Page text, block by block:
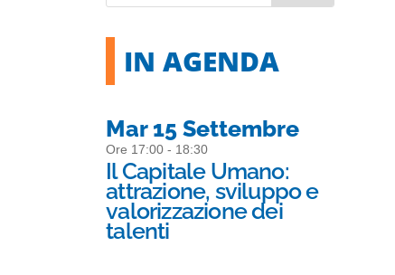
IN AGENDA
Mar 15 Settembre
Ore 17:00 - 18:30
Il Capitale Umano:
attrazione, sviluppo e
valorizzazione dei
talenti